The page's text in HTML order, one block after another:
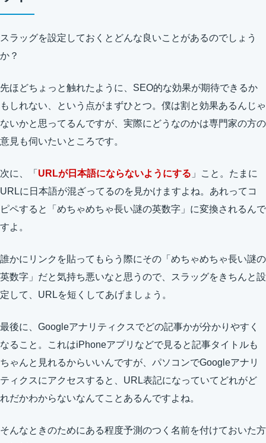
スラッグを設定しておくとどんな良いことがあるのでしょう
か？
先ほどちょっと触れたように、SEO的な効果が期待できるか
もしれない、という点がまずひとつ。僕は割と効果あるんじゃ
ないかと思ってるんですが、実際にどうなのかは専門家の方の
意見も伺いたいところです。
次に、「 URLが日本語にならないようにする 」こと。たまに
URLに日本語が混ざってるのを見かけますよね。あれってコ
ピペすると「めちゃめちゃ長い謎の英数字」に変換されるんで
すよ。
誰かにリンクを貼ってもらう際にその「めちゃめちゃ長い謎の
英数字」だと気持ち悪いなと思うので、スラッグをきちんと設
定して、URLを短くしてあげましょう。
最後に、Googleアナリティクスでどの記事かが分かりやすく
なること。これはiPhoneアプリなどで見ると記事タイトルも
ちゃんと見れるからいいんですが、パソコンでGoogleアナリ
ティクスにアクセスすると、URL表記になっていてどれがど
れだかわからないなんてことあるんですよね。
そんなときのためにある程度予測のつく名前を付けておいた方